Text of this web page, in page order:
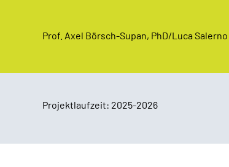
Prof. Axel Börsch-Supan, PhD/Luca Salerno
Projektlaufzeit: 2025-2026